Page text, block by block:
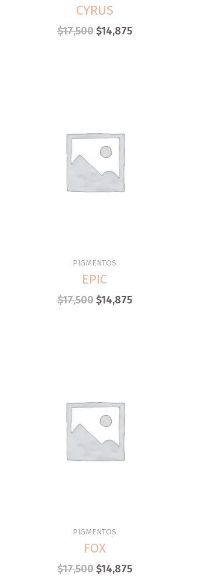
CYRUS
$17,500 $14,875
PIGMENTOS
EPIC
$17,500 $14,875
PIGMENTOS
FOX
$17,500 $14,875